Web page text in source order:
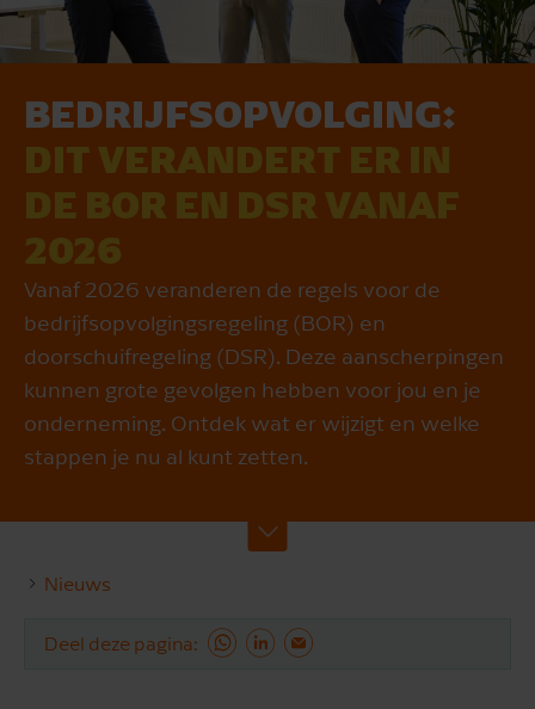
BEDRIJFSOPVOLGING:
DIT VERANDERT ER IN
DE BOR EN DSR VANAF
2026
Vanaf 2026 veranderen de regels voor de
bedrijfsopvolgingsregeling (BOR) en
doorschuifregeling (DSR). Deze aanscherpingen
kunnen grote gevolgen hebben voor jou en je
onderneming. Ontdek wat er wijzigt en welke
stappen je nu al kunt zetten.
Nieuws
Deel deze pagina